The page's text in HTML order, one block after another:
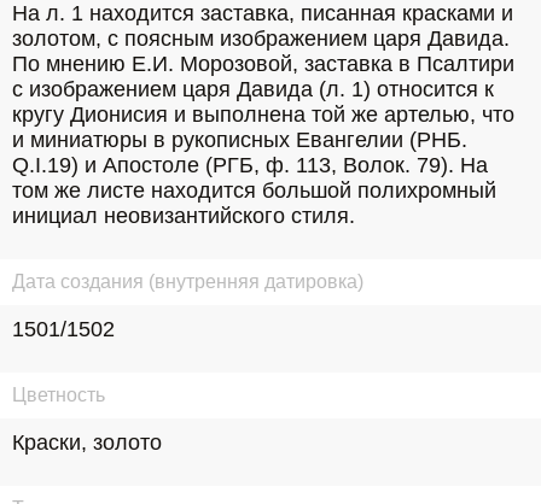
На л. 1 находится заставка, писанная красками и
золотом, с поясным изображением царя Давида.
По мнению Е.И. Морозовой, заставка в Псалтири
с изображением царя Давида (л. 1) относится к
кругу Дионисия и выполнена той же артелью, что
и миниатюры в рукописных Евангелии (РНБ.
Q.I.19) и Апостоле (РГБ, ф. 113, Волок. 79). На
том же листе находится большой полихромный
инициал неовизантийского стиля.
Дата создания (внутренняя датировка)
1501/1502
Цветность
Краски, золото